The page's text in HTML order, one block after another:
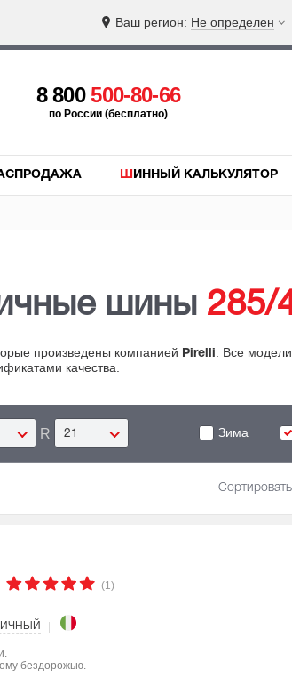
Ваш регион: Не определен
8 800500-80-66
по России (бесплатно)
ШИННЫЙ КАЛЬКУЛЯТОР
шины 285/
произведены компанией Pirelli
. Все
качества.
R 21 Зима
(1)
бездорожью.